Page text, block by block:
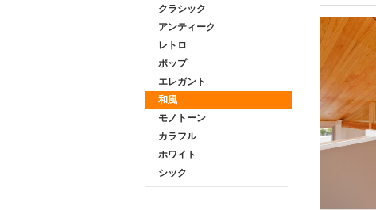
クラシック
アンティーク
レトロ
ポップ
エレガント
和風
モノトーン
カラフル
ホワイト
シック